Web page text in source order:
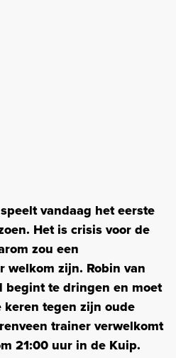
vandaag het eerste
Het is crisis voor de
zou een
welkom zijn. Robin van
begint te dringen en moet
tegen zijn oude
trainer verwelkomt
21:00 uur in de Kuip.